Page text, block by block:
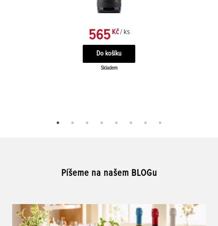
565 Kč / ks
Skladem
Píšeme na našem BLOGu